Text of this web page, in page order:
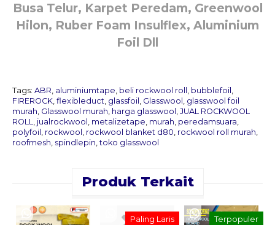
Busa Telur, Karpet Peredam, Greenwool
Hilon, Ruber Foam Insulflex, Aluminium
Foil Dll
Tags: ABR, aluminiumtape, beli rockwool roll , bubblefoil ,
FIREROCK, flexibleduct, glassfoil , Glasswool , glasswool foil
murah, Glasswool murah, harga glasswool , JUAL ROCKWOOL
ROLL, jualrockwool , metalizetape, murah, peredamsuara,
polyfoil , rockwool , rockwool blanket d80, rockwool roll murah,
roofmesh, spindlepin,toko glasswool
Produk Terkait
Paling Laris Terpopuler